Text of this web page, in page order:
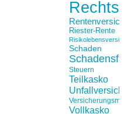
Riester-Rente
Schaden
Steuern
Teilkasko
Vollkasko